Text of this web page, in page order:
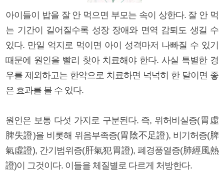
아이들이 밥을 잘 안 먹으면 부모는 속이 상한다. 잘 안 먹
는 기간이 길어질수록 성장 장애와 면역 감퇴도 생길 수
있다. 만일 억지로 먹이면 아이 성격마저 나빠질 수 있기
때문에 원인을 빨리 찾아 치료해야 한다. 사실 특별한 경
우를 제외하고는 한약으로 치료하면 넉넉히 한 달이면 좋
은 효과를 볼 수 있다.
원인은 보통 다섯 가지로 구분된다. 즉, 위허비실증(胃虛
脾失證)을 비롯해 위음부족증(胃陰不足證), 비기허증(脾
氣虛證), 간기범위증(肝氣犯胃證), 폐경풍열증(肺經風熱
證)이 그것이다. 이들을 체질별로 다르게 처방한다.